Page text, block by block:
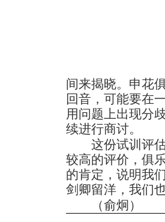
间来揭晓。申花
回音，可能要在
用问题上出现分
续进行商讨。
这份试训评估
较高的评价，俱
的肯定，说明我
剑卿留洋，我们
（俞炯）